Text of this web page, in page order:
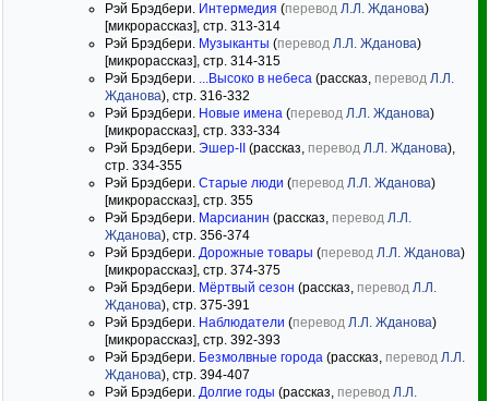
Рэй Брэдбери. Интермедия (перевод Л.Л. Жданова)
[микрорассказ], стр. 313-314
Рэй Брэдбери. Музыканты (перевод Л.Л. Жданова)
[микрорассказ], стр. 314-315
Рэй Брэдбери. ...Высоко в небеса (рассказ, перевод Л.Л.
Жданова), стр. 316-332
Рэй Брэдбери. Новые имена (перевод Л.Л. Жданова)
[микрорассказ], стр. 333-334
Рэй Брэдбери. Эшер-II (рассказ, перевод Л.Л. Жданова),
стр. 334-355
Рэй Брэдбери. Старые люди (перевод Л.Л. Жданова)
[микрорассказ], стр. 355
Рэй Брэдбери. Марсианин (рассказ, перевод Л.Л.
Жданова), стр. 356-374
Рэй Брэдбери. Дорожные товары (перевод Л.Л. Жданова)
[микрорассказ], стр. 374-375
Рэй Брэдбери. Мёртвый сезон (рассказ, перевод Л.Л.
Жданова), стр. 375-391
Рэй Брэдбери. Наблюдатели (перевод Л.Л. Жданова)
[микрорассказ], стр. 392-393
Рэй Брэдбери. Безмолвные города (рассказ, перевод Л.Л.
Жданова), стр. 394-407
Рэй Брэдбери. Долгие годы (рассказ, перевод Л.Л.